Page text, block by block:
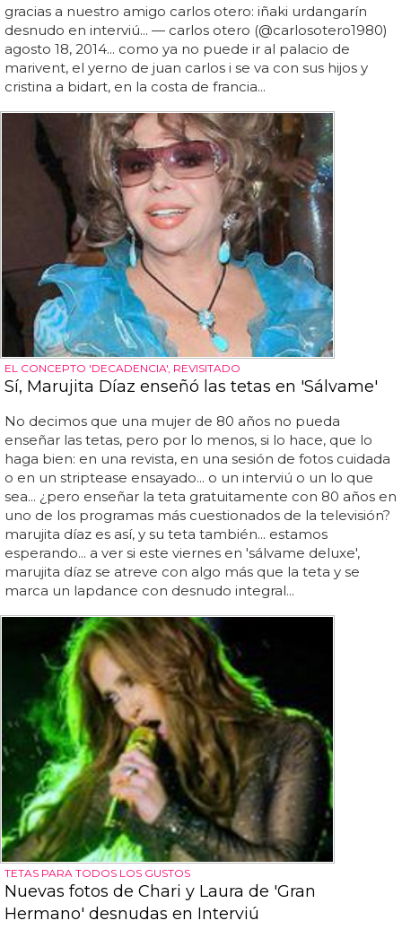
gracias a nuestro amigo carlos otero: iñaki urdangarín
desnudo en interviú... — carlos otero (@carlosotero1980)
agosto 18, 2014... como ya no puede ir al palacio de
marivent, el yerno de juan carlos i se va con sus hijos y
cristina a bidart, en la costa de francia...
EL CONCEPTO 'DECADENCIA', REVISITADO
Sí, Marujita Díaz enseñó las tetas en 'Sálvame'
No decimos que una mujer de 80 años no pueda
enseñar las tetas, pero por lo menos, si lo hace, que lo
haga bien: en una revista, en una sesión de fotos cuidada
o en un striptease ensayado... o un interviú o un lo que
sea... ¿pero enseñar la teta gratuitamente con 80 años en
uno de los programas más cuestionados de la televisión?
marujita díaz es así, y su teta también... estamos
esperando... a ver si este viernes en 'sálvame deluxe',
marujita díaz se atreve con algo más que la teta y se
marca un lapdance con desnudo integral...
TETAS PARA TODOS LOS GUSTOS
Nuevas fotos de Chari y Laura de 'Gran
Hermano' desnudas en Interviú